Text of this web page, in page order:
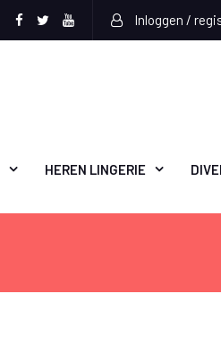
Inloggen /
HEREN LINGERIE